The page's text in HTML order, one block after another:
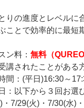
りの進度とレベルに
ことで効率的に最短
ン料： 無料（
講されたことがある
間：(平日)16:30～
：以下から３回お選
・7/29(火)・7/30(水)